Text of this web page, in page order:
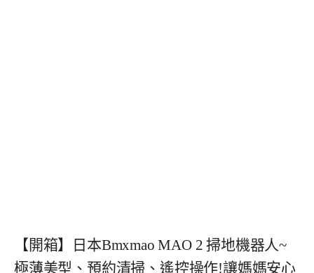
【開箱】日本Bmxmao MAO 2 掃地機器人~
極薄美型、預約清掃、遙控操作!讓媽媽安心